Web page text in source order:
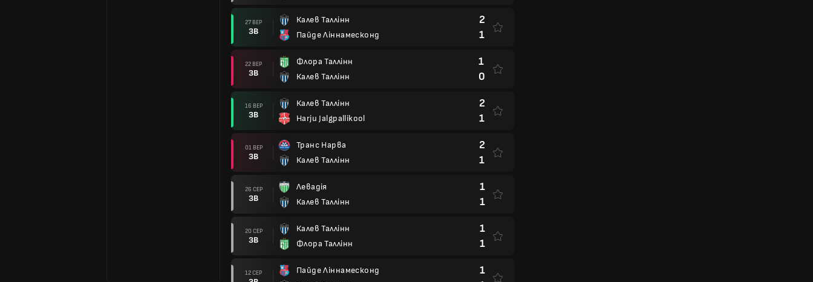
27 ВЕР
ЗВ
Калев Таллінн
Пайде Ліннамесконд
2
1
22 ВЕР
ЗВ
Флора Таллінн
Калев Таллінн
1
0
16 ВЕР
ЗВ
Калев Таллінн
Harju Jalgpallikool
2
1
01 ВЕР
ЗВ
Транс Нарва
Калев Таллінн
2
1
26 СЕР
ЗВ
Левадія
Калев Таллінн
1
1
20 СЕР
ЗВ
Калев Таллінн
Флора Таллінн
1
1
12 СЕР
Пайде Ліннамесконд
1